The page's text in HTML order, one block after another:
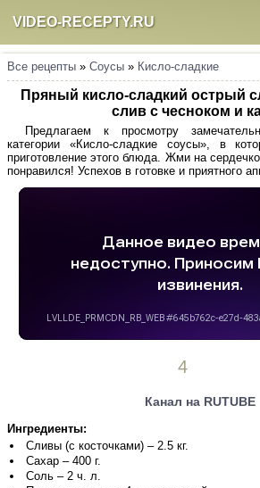
VIDEO-RECEPTY.RU
Все рецепты » Соусы » Кисло-сладкие
Пряный кисло-сладкий острый
слив с чесноком и
Предлагаем к просмотру
категории «Кисло-сладкие соусы», в
приготовление этого блюда. Жми на
понравился! Успехов в готовке и приятного
4
Канал на RUTUBE
Ингредиенты:
Сливы (с косточками) – 2.5 кг.
Сахар – 400 г.
Соль – 2 ч. л.